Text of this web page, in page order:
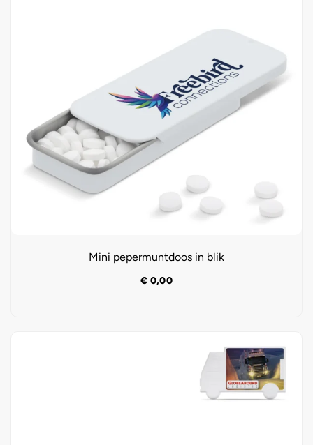
Mini pepermuntdoos in blik
€ 0,00